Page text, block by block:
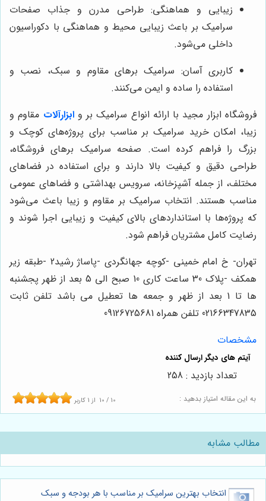
زیبایی و هماهنگی: طراحی مدرن و جذاب صفحات
سرامیک بر باعث زیبایی محیط و هماهنگی با دکوراسیون
داخلی می‌شود.
کاربری آسان: سرامیک برهای مقاوم و سبک، نصب و
استفاده را ساده و ایمن می‌کنند.
فروشگاه ابزار مجید با ارائه انواع سرامیک بر وابزارآلات مقاوم و
زیبا، امکان خرید سرامیک بر مناسب برای پروژه‌های کوچک و
بزرگ را فراهم کرده است. صفحه سرامیک برهای فروشگاه،
طراحی دقیق و کیفیت بالا دارند و برای استفاده در فضاهای
مختلف، از جمله آشپزخانه، سرویس بهداشتی و فضاهای عمومی
مناسب هستند. انتخاب سرامیک بر مقاوم و زیبا باعث می‌شود
که پروژه‌ها با استانداردهای بالای کیفیت و زیبایی اجرا شوند و
رضایت کامل مشتریان فراهم شود.
تهران- خ امام خمینی -کوچه جهانگردی -پاساژ رشید2 -طبقه زیر
همکف -پلاک 30 ساعت کاری 10 صبح الی 5 بعد از ظهر پجشنبه
ها تا 1 بعد از ظهر و جمعه ها تعطیل می باشد تلفن ثابت
02166347835 تلفن همراه 09126725681
مشخصات
به این مقاله امتیاز بدهید : 10 / 10 از 1 کاربر
تعداد بازدید : 258
مطالب مشابه
انتخاب بهترین سرامیک بر مناسب با هر بودجه و سبک